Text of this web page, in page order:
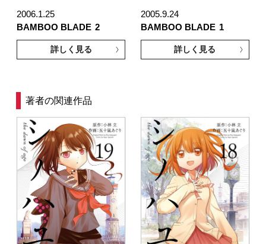
2006.1.25
BAMBOO BLADE 2
詳しく見る
2005.9.24
BAMBOO BLADE 1
詳しく見る
著者の関連作品